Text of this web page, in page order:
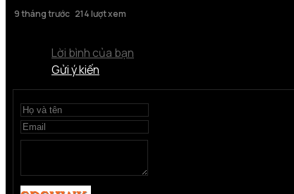
9 tháng trước 214 lượt xem
Lời bình của bạn
Gửi ý kiến